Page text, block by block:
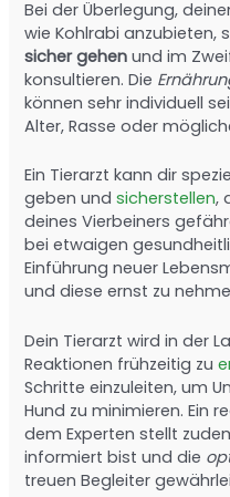
Bei der Überlegung,
wie Kohlrabi anzubieten,
sicher gehen und im
konsultieren. Die
können sehr individuell
Alter, Rasse oder
Ein Tierarzt kann dir
geben undsicherstellen,
deines Vierbeiners
bei etwaigen
Einführung neuer
und diese ernst zu
Dein Tierarzt wird in der
Reaktionen frühzeitig zu
Schritte einzuleiten, um
Hund zu minimieren. Ein
dem Experten stellt
informiert bist und die
treuen Begleiter